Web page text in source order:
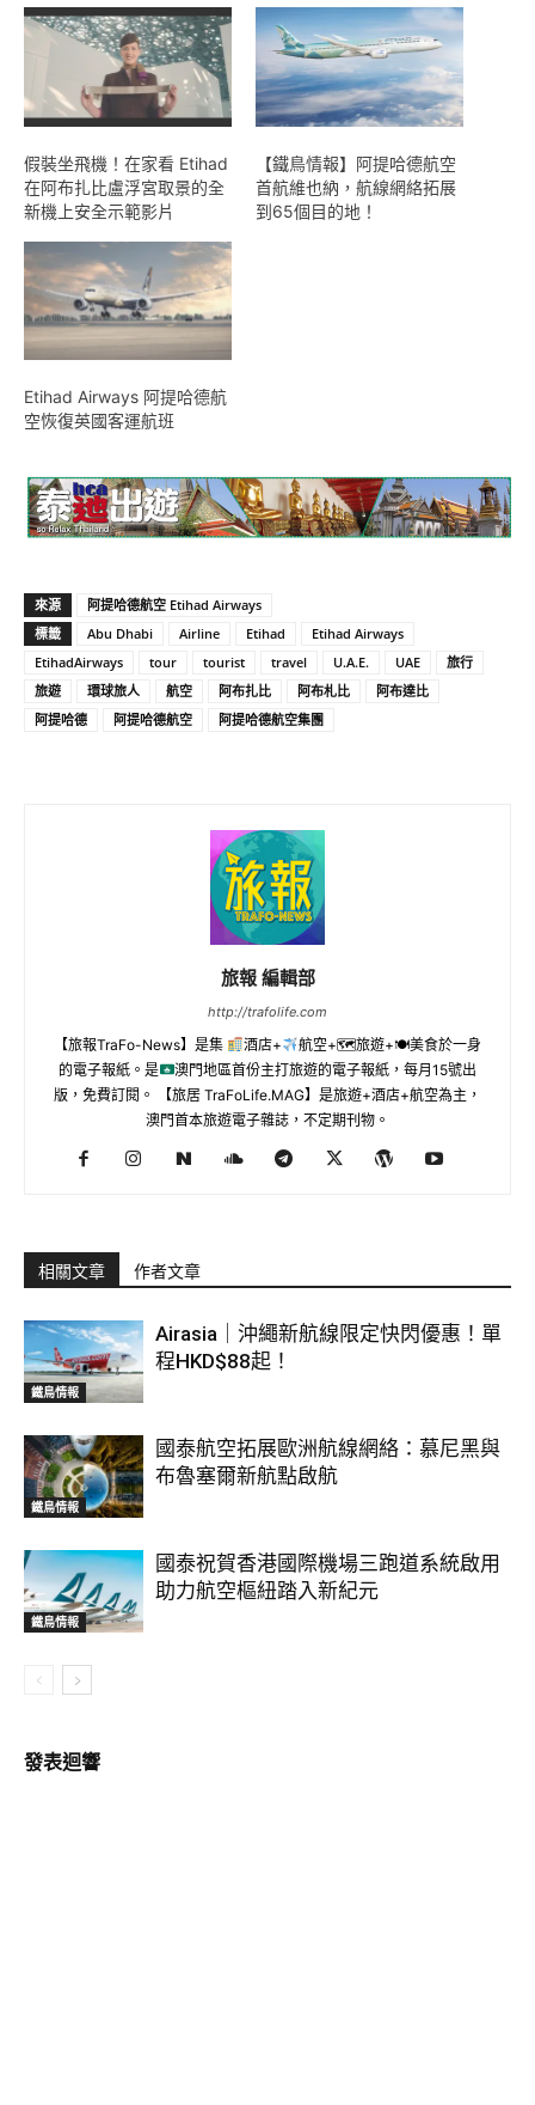
假裝坐飛機！在家看 Etihad
在阿布扎比盧浮宮取景的全
新機上安全示範影片
【鐵鳥情報】阿提哈德航空
首航維也納，航線網絡拓展
到65個目的地！
Etihad Airways 阿提哈德航
空恢復英國客運航班
來源
阿提哈德航空 Etihad Airways
標籤
Abu Dhabi Airline Etihad
Etihad Airways
EtihadAirways
tour tourist travel U.A.E. UAE
旅行
旅遊
環球旅人 航空 阿布扎比 阿布札比
阿布達比
阿提哈德
阿提哈德航空 阿提哈德航空集團
旅報 編輯部
http://trafolife.com
【旅報TraFo-News】是集 酒店+
航空+🗺旅遊+🍽美食於一身
的電子報紙。是
澳門地區首份主打旅遊的電子報紙，每月15號出
版，免費訂閱。 【旅居 TraFoLife.MAG】是旅遊+酒店+航空為主，
澳門首本旅遊電子雜誌，不定期刊物。
相關文章 作者文章
鐵鳥情報
Airasia｜沖繩新航線限定快閃優惠！單
程HKD$88起！
鐵鳥情報
國泰航空拓展歐洲航線網絡：慕尼黑與
布魯塞爾新航點啟航
鐵鳥情報
國泰祝賀香港國際機場三跑道系統啟用
助力航空樞紐踏入新紀元
發表迴響